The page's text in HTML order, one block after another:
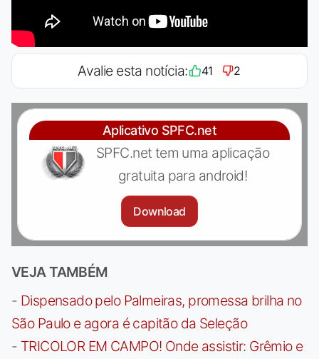
Avalie esta notícia: 41 2
Aplicativo SPFC.net
SPFC.net tem uma aplicação
gratuita para android!
Download
VEJA TAMBÉM
- Dispensado pelo Palmeiras, promessa brilha no
São Paulo e agora é capitão da Seleção
- TRICOLOR EM CAMPO! Onde assistir: Grêmio e